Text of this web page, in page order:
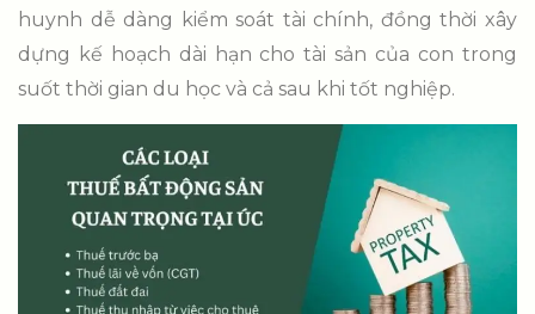
huynh dễ dàng kiểm soát tài chính, đồng thời xây
dựng kế hoạch dài hạn cho tài sản của con trong
suốt thời gian du học và cả sau khi tốt nghiệp.